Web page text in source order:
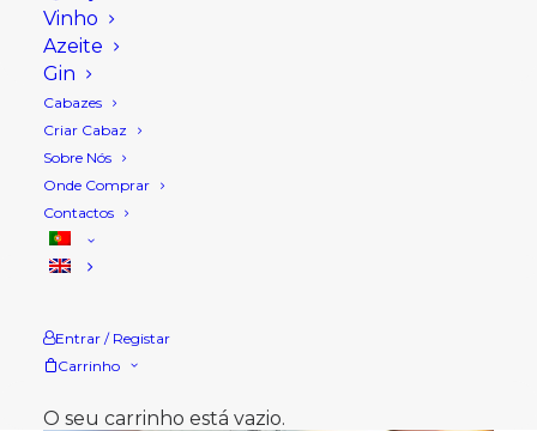
Vinho
Azeite
Gin
Cabazes
Criar Cabaz
Sobre Nós
Onde Comprar
Contactos
Entrar / Registar
Carrinho
O seu carrinho está vazio.